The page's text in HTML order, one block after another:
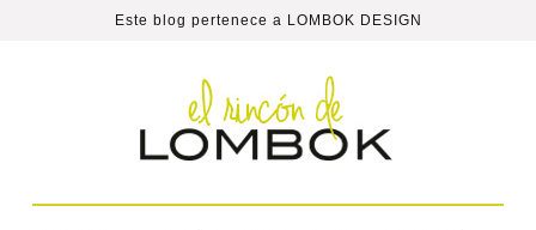
Este blog pertenece a LOMBOK DESIGN